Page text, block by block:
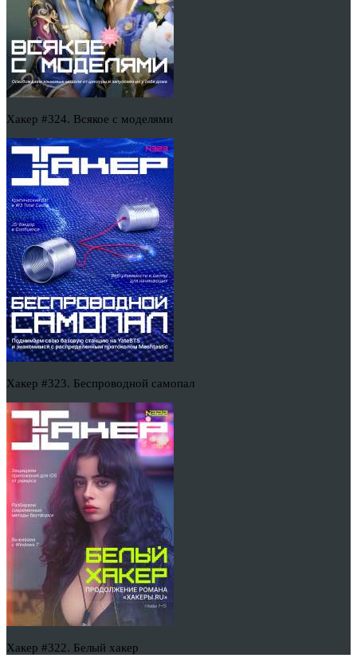
Хакер #324. Всякое с моделями
Хакер #323. Беспроводной самопал
Хакер #322. Белый хакер